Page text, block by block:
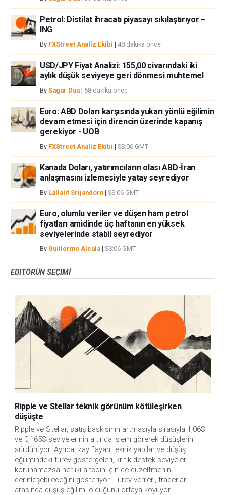
Petrol: Distilat ihracatı piyasayı sıkılaştırıyor –
ING
By FXStreet Analiz Ekibi | 48 dakika önce
USD/JPY Fiyat Analizi: 155,00 civarındaki iki
aylık düşük seviyeye geri dönmesi muhtemel
By Sagar Dua | 58 dakika önce
Euro: ABD Doları karşısında yukarı yönlü eğilimin
devam etmesi için direncin üzerinde kapanış
gerekiyor - UOB
By FXStreet Analiz Ekibi | SS:06 GMT
Kanada Doları, yatırımcıların olası ABD-İran
anlaşmasını izlemesiyle yatay seyrediyor
By Lallalit Srijandorn | SS:06 GMT
Euro, olumlu veriler ve düşen ham petrol
fiyatları amidinde üç haftanın en yüksek
seviyelerinde stabil seyrediyor
By Guillermo Alcala | SS:06 GMT
EDITÖRÜN SEÇIMI
Ripple ve Stellar teknik görünüm kötüleşirken
düşüşte
Ripple ve Stellar, satış baskısının artmasıyla sırasıyla 1,06$
ve 0,165$ seviyelerinin altında işlem görerek düşüşlerini
sürdürüyor. Ayrıca, zayıflayan teknik yapılar ve düşüş
eğilimindeki türev göstergeleri, kritik destek seviyeleri
korunamazsa her iki altcoin için de düzeltmenin
derinleşebileceğini gösteriyor. Türev verileri, traderlar
arasında düşüş eğilimi olduğunu ortaya koyuyor.